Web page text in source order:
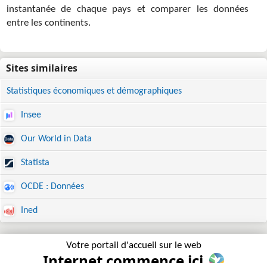
instantanée de chaque pays et comparer les données
entre les continents.
Statistiques économiques et démographiques
Insee
Our World in Data
Statista
OCDE : Données
Ined
Votre portail d'accueil sur le web